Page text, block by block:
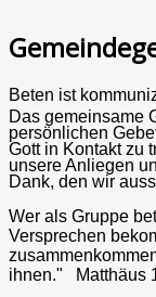
Beten ist
Das gemeinsame
persönlichen
Gott in Kontakt zu
unsere Anliegen
Dank, den wir
Wer als Gruppe
Versprechen
ihnen." Matthäus